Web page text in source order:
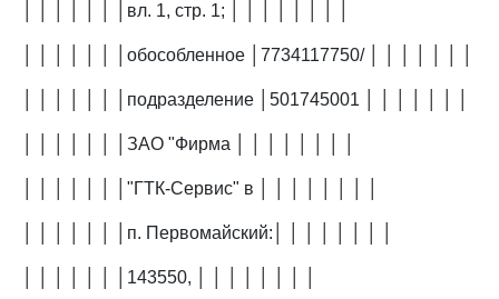
│ │ │ │ │ │ │вл. 1, стр. 1; │ │ │ │ │ │ │ │
│ │ │ │ │ │ │обособленное │7734117750/ │ │ │ │ │ │ │
│ │ │ │ │ │ │подразделение │501745001 │ │ │ │ │ │ │
│ │ │ │ │ │ │ЗАО "Фирма │ │ │ │ │ │ │ │
│ │ │ │ │ │ │"ГТК-Сервис" в │ │ │ │ │ │ │ │
│ │ │ │ │ │ │п. Первомайский:│ │ │ │ │ │ │ │
│ │ │ │ │ │ │143550, │ │ │ │ │ │ │ │